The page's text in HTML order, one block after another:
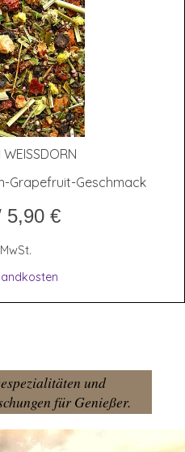
Grapefruit-Geschmack
5,90 €
und
für Genießer.